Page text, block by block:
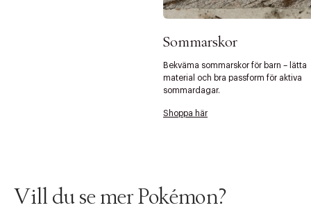
Sommarskor
Bekväma sommarskor för barn – lätta
material och bra passform för aktiva
sommardagar.
Shoppa här
Vill du se mer Pokémon?